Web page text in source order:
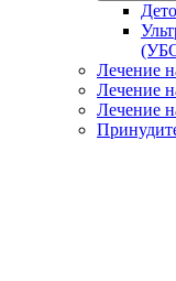
Лечение
Лечение
Лечение